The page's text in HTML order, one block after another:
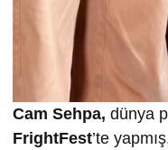
Cam Sehpa, dünya
FrightFest’te